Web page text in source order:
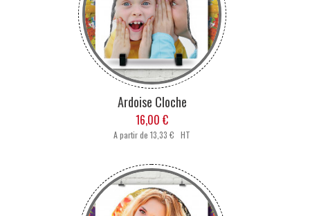
Ardoise Cloche
16,00 €
A partir de13,33 € HT